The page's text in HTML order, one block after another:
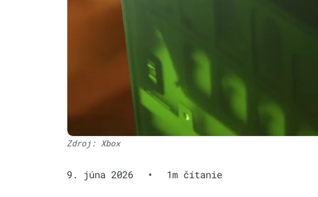
Zdroj: Xbox
9. júna 2026 • 1m čítanie